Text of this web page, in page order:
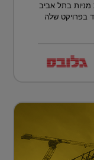
בתל אביב
בפרויקט שלה